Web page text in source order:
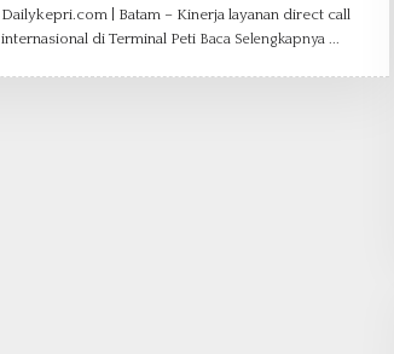
E
H
Dailykepri.com | Batam – Kinerja layanan direct call
internasional di Terminal Peti Baca Selengkapnya